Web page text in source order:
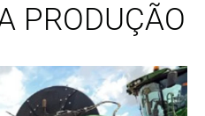
PRODUÇÃO